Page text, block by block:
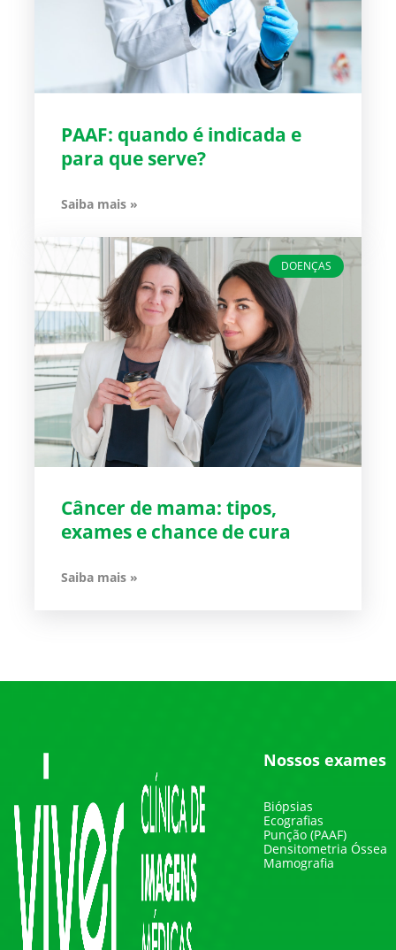
PAAF: quando é indicada e
para que serve?
Saiba mais »
DOENÇAS
Câncer de mama: tipos,
exames e chance de cura
Saiba mais »
Nossos exames
Biópsias
Ecografias
Punção (PAAF)
Densitometria Óssea
Mamografia